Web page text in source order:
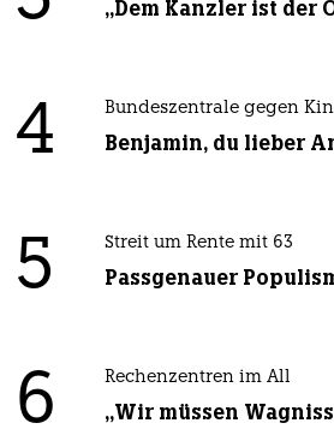
„Dem Kanzler ist der
4 Bundeszentrale gegen
Benjamin, du lieber
5 Streit um Rente mit 63
Passgenauer
6 Rechenzentren im All
„Wir müssen